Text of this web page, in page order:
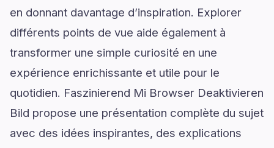
en donnant davantage d’inspiration. Explorer
différents points de vue aide également à
transformer une simple curiosité en une
expérience enrichissante et utile pour le
quotidien. Faszinierend Mi Browser Deaktivieren
Bild propose une présentation complète du sujet
avec des idées inspirantes, des explications